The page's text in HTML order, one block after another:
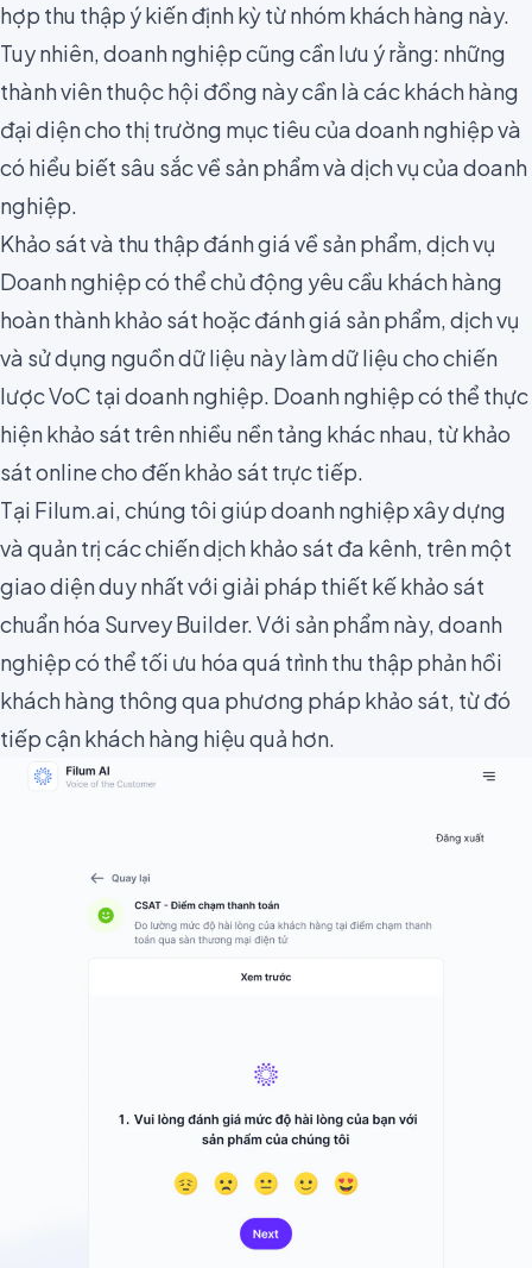
hợp thu thập ý kiến định kỳ từ nhóm khách hàng này.
Tuy nhiên, doanh nghiệp cũng cần lưu ý rằng: những
thành viên thuộc hội đồng này cần là các khách hàng
đại diện cho thị trường mục tiêu của doanh nghiệp và
có hiểu biết sâu sắc về sản phẩm và dịch vụ của doanh
nghiệp.
Khảo sát và thu thập đánh giá về sản phẩm, dịch vụ
Doanh nghiệp có thể chủ động yêu cầu khách hàng
hoàn thành khảo sát hoặc đánh giá sản phẩm, dịch vụ
và sử dụng nguồn dữ liệu này làm dữ liệu cho chiến
lược VoC tại doanh nghiệp. Doanh nghiệp có thể thực
hiện khảo sát trên nhiều nền tảng khác nhau, từkhảo
sát onlinecho đến khảo sát trực tiếp.
Tại Filum.ai, chúng tôi giúp doanh nghiệp xây dựng
và quản trị các chiến dịch khảo sát đa kênh, trên một
giao diện duy nhất với giải pháp thiết kế khảo sát
chuẩn hóa Survey Builder. Với sản phẩm này, doanh
nghiệp có thể tối ưu hóa quá trình thu thập phản hồi
khách hàng thông qua phương pháp khảo sát, từ đó
tiếp cận khách hàng hiệu quả hơn.